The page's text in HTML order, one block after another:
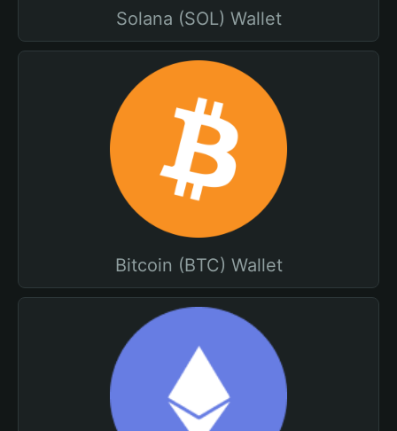
Solana (SOL) Wallet
Bitcoin (BTC) Wallet